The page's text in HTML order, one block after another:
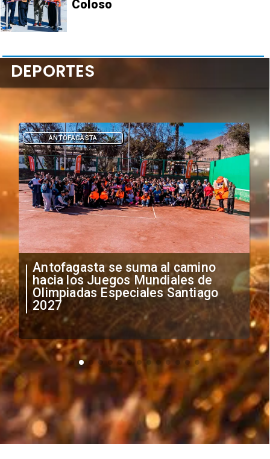
Coloso
"Falta de profesionalismo": Sifup
anuncia medidas por situación
irregular de futbolistas
extranjeros
DEPORTES
DEPORTES